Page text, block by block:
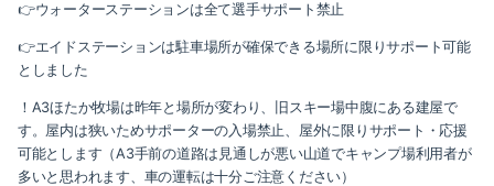
👉ウォーターステーションは全て選手サポート禁止
👉エイドステーションは駐車場所が確保できる場所に限りサポート可能
としました
！A3ほたか牧場は昨年と場所が変わり、旧スキー場中腹にある建屋で
す。屋内は狭いためサポーターの入場禁止、屋外に限りサポート・応援
可能とします（A3手前の道路は見通しが悪い山道でキャンプ場利用者が
多いと思われます、車の運転は十分ご注意ください）